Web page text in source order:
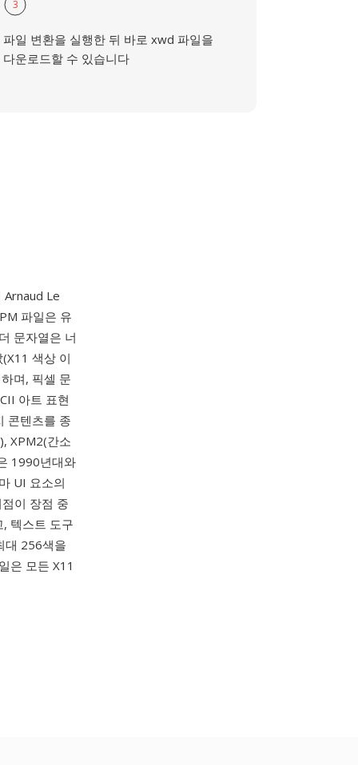
3
파일 변환을 실행한 뒤 바로 xwd 파일을
다운로드할 수 있습니다
Arnaud Le
파일은 유
문자열은 너
색상 이
며, 픽셀 문
아트 표현
콘텐츠를 종
XPM2(간소
1990년대와
UI 요소의
이 장점 중
텍스트 도구
대 256색을
은 모든 X11